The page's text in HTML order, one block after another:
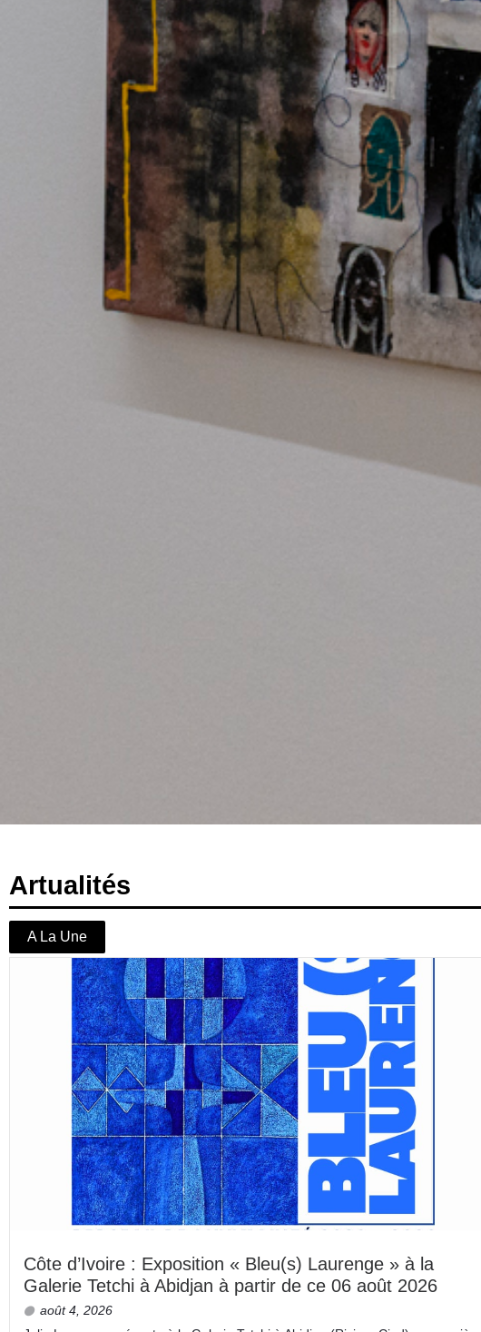
Artualités
A La Une
Côte d’Ivoire : Exposition « Bleu(s) Laurenge » à la
Galerie Tetchi à Abidjan à partir de ce 06 août 2026
août 4, 2026